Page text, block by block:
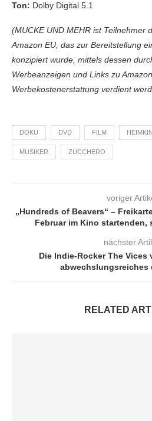
Ton: Dolby Digital 5.1
(MUCKE UND MEHR ist Teilnehmer
Amazon EU, das zur Bereitstellung
konzipiert wurde, mittels dessen
Werbeanzeigen und Links zu
Werbekostenerstattung verdient
DOKU DVD FILM
MUSIKER ZUCCHERO
voriger
„Hundreds of Beavers“ –
Februar im Kino startenden,
nächster
Die Indie-Rocker The
abwechslungsreiches
RELATED